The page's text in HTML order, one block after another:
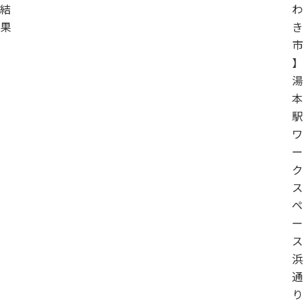
結
果
わ
き
市
】
湯
本
駅
ワ
ー
ク
ス
ペ
ー
ス
浜
通
り